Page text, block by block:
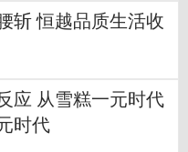
斩 恒越品质生活收
应 从雪糕一元时代
时代